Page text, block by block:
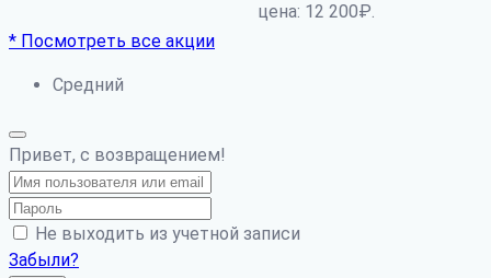
цена: 12 200₽.
* Посмотреть все акции
Средний
Привет, с возвращением!
Не выходить из учетной записи
Забыли?